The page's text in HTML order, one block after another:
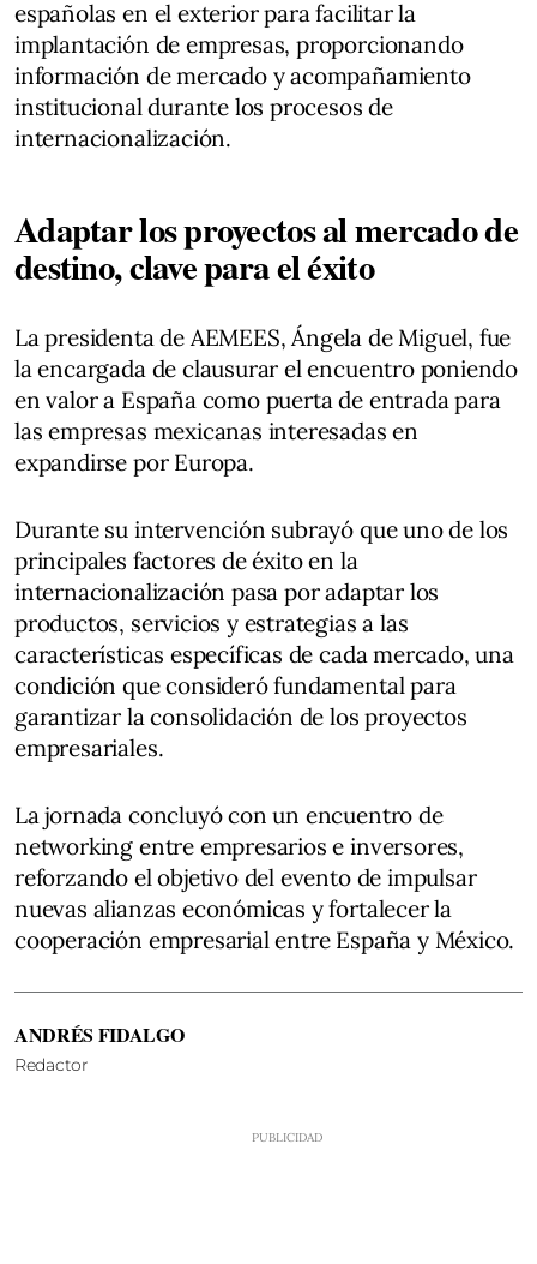
españolas en el exterior para facilitar la
implantación de empresas, proporcionando
información de mercado y acompañamiento
institucional durante los procesos de
internacionalización.
Adaptar los proyectos al mercado de
destino, clave para el éxito
La presidenta de AEMEES, Ángela de Miguel, fue
la encargada de clausurar el encuentro poniendo
en valor a España como puerta de entrada para
las empresas mexicanas interesadas en
expandirse por Europa.
Durante su intervención subrayó que uno de los
principales factores de éxito en la
internacionalización pasa por adaptar los
productos, servicios y estrategias a las
características específicas de cada mercado, una
condición que consideró fundamental para
garantizar la consolidación de los proyectos
empresariales.
La jornada concluyó con un encuentro de
networking entre empresarios e inversores,
reforzando el objetivo del evento de impulsar
nuevas alianzas económicas y fortalecer la
cooperación empresarial entre España y México.
ANDRÉS FIDALGO
Redactor